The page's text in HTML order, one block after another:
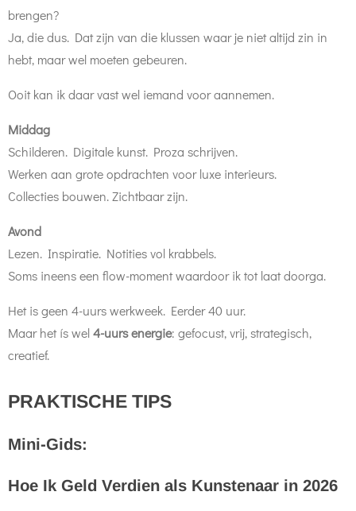
brengen?
Ja, die dus. Dat zijn van die klussen waar je niet altijd zin in
hebt, maar wel moeten gebeuren.
Ooit kan ik daar vast wel iemand voor aannemen.
Middag
Schilderen. Digitale kunst. Proza schrijven.
Werken aan grote opdrachten voor luxe interieurs.
Collecties bouwen. Zichtbaar zijn.
Avond
Lezen. Inspiratie. Notities vol krabbels.
Soms ineens een flow-moment waardoor ik tot laat doorga.
Het is geen 4-uurs werkweek. Eerder 40 uur.
Maar het ís wel4-uurs energie: gefocust, vrij, strategisch,
creatief.
PRAKTISCHE TIPS
Mini-Gids:
Hoe Ik Geld Verdien als Kunstenaar in 2026